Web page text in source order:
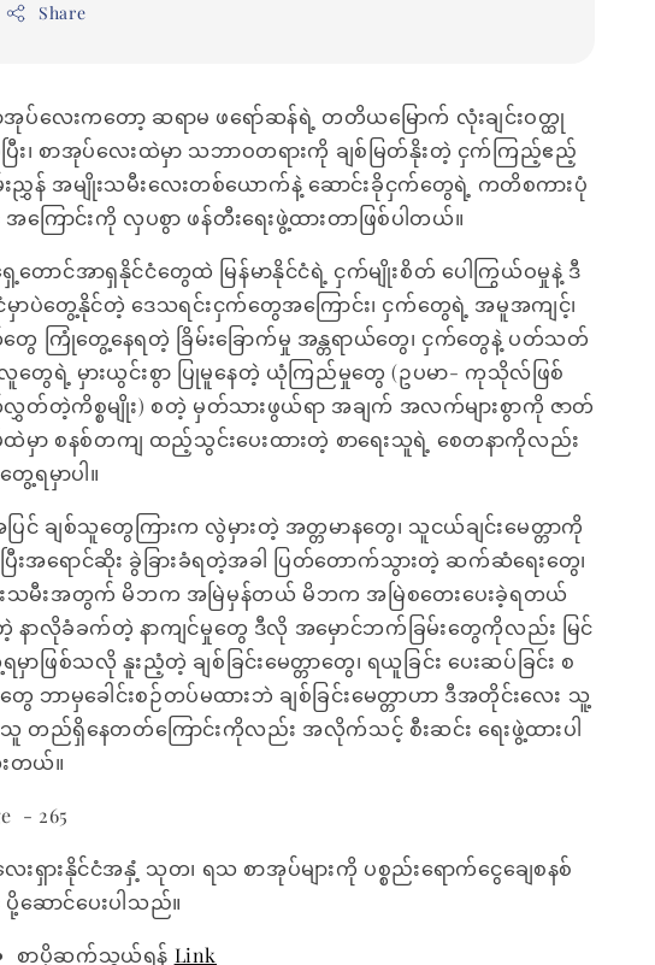
Share
အုပ်လေးကတော့ ဆရာမ ဖရော်ဆန်ရဲ့ တတိယမြောက် လုံးချင်းဝတ္ထု
ပြီး၊ စာအုပ်လေးထဲမှာ သဘာဝတရားကို ချစ်မြတ်နိုးတဲ့ ငှက်ကြည့်ဧည့်
ညွှန် အမျိုးသမီးလေးတစ်ယောက်နဲ့ ဆောင်းခိုငှက်တွေရဲ့ ကတိစကားပုံ
အကြောင်းကို လှပစွာ ဖန်တီးရေးဖွဲ့ထားတာဖြစ်ပါတယ်။
တောင်အာရှနိုင်ငံတွေထဲ မြန်မာနိုင်ငံရဲ့ ငှက်မျိုးစိတ် ပေါကြွယ်ဝမှုနဲ့ ဒီ
မှာပဲတွေ့နိုင်တဲ့ ဒေသရင်းငှက်တွေအကြောင်း၊ ငှက်တွေရဲ့ အမူအကျင့်၊
ေ ကြုံတွေ့နေရတဲ့ ခြိမ်းခြောက်မှု အန္တရာယ်တွေ၊ ငှက်တွေနဲ့ ပတ်သတ်
တွေရဲ့ မှားယွင်းစွာ ပြုမူနေတဲ့ ယုံကြည်မှုတွေ (ဥပမာ- ကုသိုလ်ဖြစ်
တ်တဲ့ကိစ္စမျိုး) စတဲ့ မှတ်သားဖွယ်ရာ အချက် အလက်များစွာကို ဇာတ်
မှာ စနစ်တကျ ထည့်သွင်းပေးထားတဲ့ စာရေးသူရဲ့ စေတနာကိုလည်း
တွေ့ရမှာပါ။
ပြင် ချစ်သူတွေကြားက လွဲမှားတဲ့ အတ္တမာနတွေ၊ သူငယ်ချင်းမေတ္တာကို
ြီးအရောင်ဆိုး ခွဲခြားခံရတဲ့အခါ ပြတ်တောက်သွားတဲ့ ဆက်ဆံရေးတွေ၊
သမီးအတွက် မိဘက အမြဲမှန်တယ် မိဘက အမြဲစတေးပေးခဲ့ရတယ်
နာလိုခံခက်တဲ့ နာကျင်မှုတွေ ဒီလို အမှောင်ဘက်ခြမ်းတွေကိုလည်း မြင်
မှာဖြစ်သလို နူးညံ့တဲ့ ချစ်ခြင်းမေတ္တာတွေ၊ ရယူခြင်း ပေးဆပ်ခြင်း စ
ေ ဘာမှခေါင်းစဉ်တပ်မထားဘဲ ချစ်ခြင်းမေတ္တာဟာ ဒီအတိုင်းလေး သူ့
တည်ရှိနေတတ်ကြောင်းကိုလည်း အလိုက်သင့် စီးဆင်း ရေးဖွဲ့ထားပါ
တယ်။
- 265
ေးရှားနိုင်ငံအနှံ့ သုတ၊ ရသ စာအုပ်များကို ပစ္စည်းရောက်ငွေချေစနစ်
ပို့ဆောင်ပေးပါသည်။
စာပို့ဆက်သွယ်ရန် Link